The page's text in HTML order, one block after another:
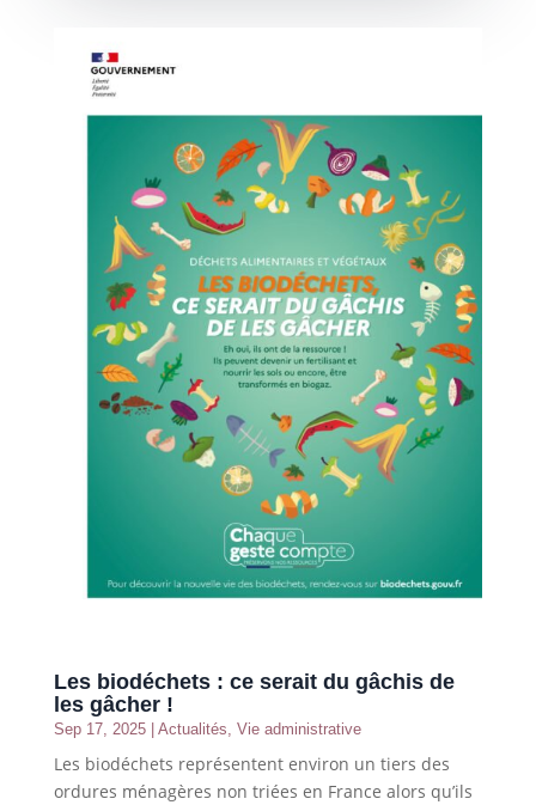
Les biodéchets : ce serait du gâchis de
les gâcher !
Sep 17, 2025| Actualités Vie administrative
Les biodéchets représentent environ un tiers des
ordures ménagères non triées en France alors qu’ils